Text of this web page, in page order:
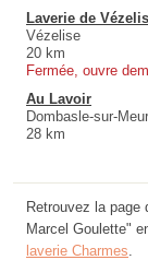
Laverie de
Vézelise
20 km
Fermée, ouvre
Au Lavoir
Dombasle-sur-
28 km
Retrouvez la page
Marcel Goulette"
laverie Charmes.